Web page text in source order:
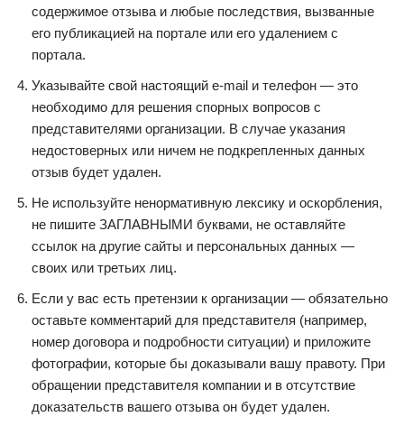
содержимое отзыва и любые последствия, вызванные
его публикацией на портале или его удалением с
портала.
Указывайте свой настоящий e-mail и телефон — это
необходимо для решения спорных вопросов с
представителями организации. В случае указания
недостоверных или ничем не подкрепленных данных
отзыв будет удален.
Не используйте ненормативную лексику и оскорбления,
не пишите ЗАГЛАВНЫМИ буквами, не оставляйте
ссылок на другие сайты и персональных данных —
своих или третьих лиц.
Если у вас есть претензии к организации — обязательно
оставьте комментарий для представителя (например,
номер договора и подробности ситуации) и приложите
фотографии, которые бы доказывали вашу правоту. При
обращении представителя компании и в отсутствие
доказательств вашего отзыва он будет удален.